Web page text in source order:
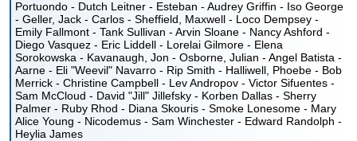
Portuondo - Dutch Leitner - Esteban - Audrey Griffin - Iso George
- Geller, Jack - Carlos - Sheffield, Maxwell - Loco Dempsey -
Emily Fallmont - Tank Sullivan - Arvin Sloane - Nancy Ashford -
Diego Vasquez - Eric Liddell - Lorelai Gilmore - Elena
Sorokowska - Kavanaugh, Jon - Osborne, Julian - Angel Batista -
Aarne - Eli "Weevil" Navarro - Rip Smith - Halliwell, Phoebe - Bob
Merrick - Christine Campbell - Lev Andropov - Victor Sifuentes -
Sam McCloud - David "Jill" Jillefsky - Korben Dallas - Sherry
Palmer - Ruby Rhod - Diana Skouris - Smoke Lonesome - Mary
Alice Young - Nicodemus - Sam Winchester - Edward Randolph -
Heylia James